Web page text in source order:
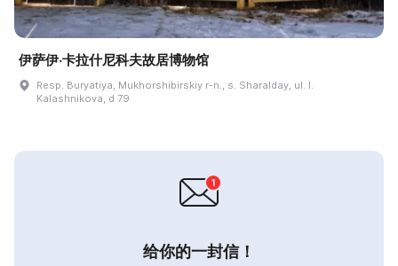
伊萨伊·卡拉什尼科夫故居博物馆
Resp. Buryatiya, Mukhorshibirskiy r-n., s. Sharalday, ul. I.
Kalashnikova, d 79
给你的一封信！